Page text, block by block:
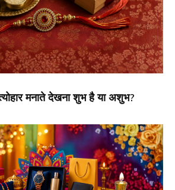
मनाते देखना शुभ है या अशुभ?